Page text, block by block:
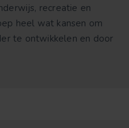
recreatie en
heel wat kansen om
te ontwikkelen en door